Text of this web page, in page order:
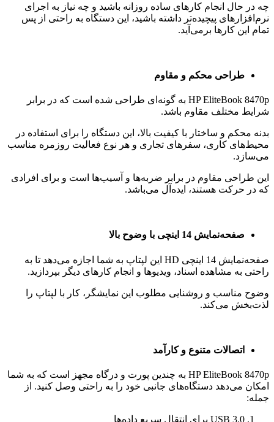
چه در حال انجام کارهای ساده روزانه باشید و چه نیاز به اجرای
نرم‌افزارهای پیچیده‌تر داشته باشید، این دستگاه به راحتی از پس
تمام این کارها برمی‌آید.
طراحی محکم و مقاوم
HP EliteBook 8470p به گونه‌ای طراحی شده است که در برابر
شرایط مختلف مقاوم باشد.
بدنه محکم و ساختار با کیفیت بالا، این دستگاه را برای استفاده در
محیط‌های کاری، سفرهای تجاری و هر نوع فعالیت روزمره مناسب
می‌سازد.
این طراحی مقاوم در برابر ضربه‌ها و آسیب‌ها است و برای افرادی
که در حرکت هستند، ایده‌آل می‌باشد.
صفحه‌نمایش 14 اینچی با وضوح بالا
صفحه‌نمایش 14 اینچی HD این لپتاپ به شما اجازه می‌دهد تا به
راحتی به مشاهده اسناد، ویدیوها و انجام کارهای دیگر بپردازید.
وضوح مناسب و روشنایی مطلوب این نمایشگر، کار با لپتاپ را
لذت‌بخش می‌کند.
اتصالات متنوع و کارآمد
HP EliteBook 8470p به چندین پورت و درگاه مجهز است که به شما
امکان می‌دهد دستگاه‌های جانبی خود را به راحتی وصل کنید. از
جمله:
USB 3.0 برای انتقال سریع داده‌ها